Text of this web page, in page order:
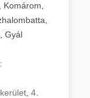
Gyál
, 4.